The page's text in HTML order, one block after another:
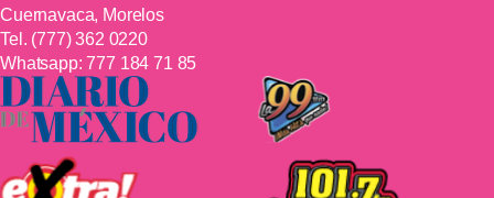
Cuernavaca, Morelos
Tel. (777) 362 0220
Whatsapp:777 184 71 85